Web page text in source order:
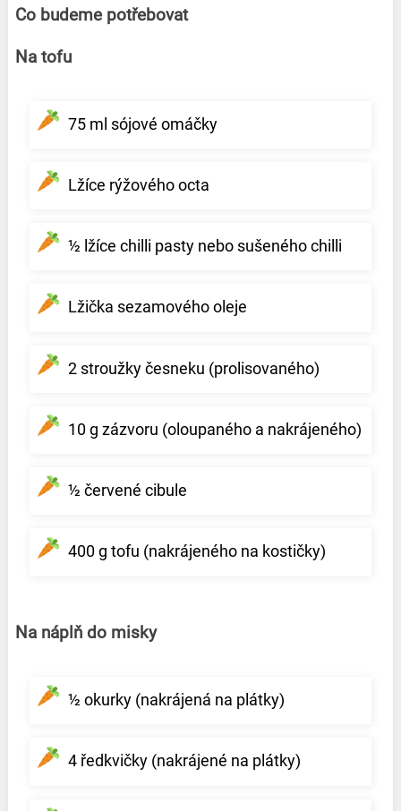
Co budeme potřebovat
Na tofu
75 ml sójové omáčky
Lžíce rýžového octa
½ lžíce chilli pasty nebo sušeného chilli
Lžička sezamového oleje
2 stroužky česneku (prolisovaného)
10 g zázvoru (oloupaného a nakrájeného)
½ červené cibule
400 g tofu (nakrájeného na kostičky)
Na náplň do misky
½ okurky (nakrájená na plátky)
4 ředkvičky (nakrájené na plátky)